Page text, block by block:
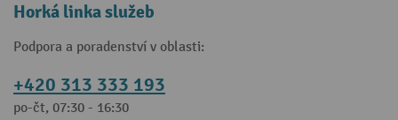
Horká linka služeb
Podpora a poradenství v oblasti:
+420 313 333 193
po-čt, 07:30 - 16:30